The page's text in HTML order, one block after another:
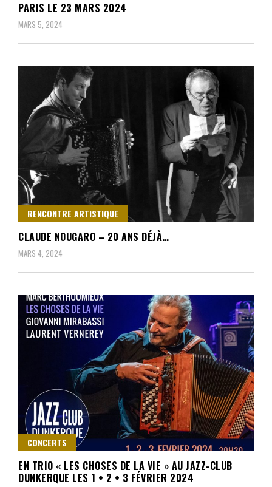
PARIS LE 23 MARS 2024
MARS 5, 2024
RENCONTRE ARTISTIQUE
CLAUDE NOUGARO – 20 ANS DÉJÀ…
MARS 4, 2024
CONCERTS
EN TRIO « LES CHOSES DE LA VIE » AU JAZZ-CLUB
DUNKERQUE LES 1 • 2 • 3 FÉVRIER 2024